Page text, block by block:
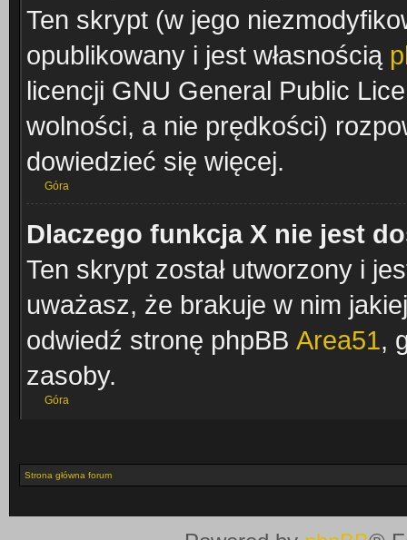
Ten skrypt (w jego
opublikowany i jest własnością
licencji GNU General Public
wolności, a nie prędkości)
dowiedzieć się więcej.
Góra
Dlaczego funkcja X nie jest
Ten skrypt został utworzony i
uważasz, że brakuje w nim
odwiedź stronę phpBB Area51,
zasoby.
Góra
Strona główna forum